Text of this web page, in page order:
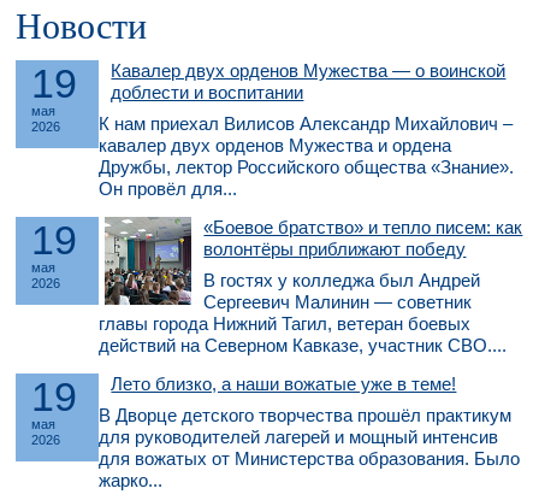
Новости
19
мая
2026
Кавалер двух орденов Мужества — о воинской
доблести и воспитании
К нам приехал Вилисов Александр Михайлович –
кавалер двух орденов Мужества и ордена
Дружбы, лектор Российского общества «Знание».
Он провёл для...
19
мая
2026
«Боевое братство» и тепло писем: как
волонтёры приближают победу
В гостях у колледжа был Андрей
Сергеевич Малинин — советник
главы города Нижний Тагил, ветеран боевых
действий на Северном Кавказе, участник СВО....
19
мая
2026
Лето близко, а наши вожатые уже в теме!
В Дворце детского творчества прошёл практикум
для руководителей лагерей и мощный интенсив
для вожатых от Министерства образования. Было
жарко...